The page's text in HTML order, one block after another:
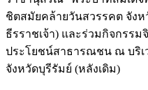
ชิตสมัยคล้ายวันสวรรคต จัง
ธีรราชเจ้า) และร่วมกิจกรร
ประโยชน์สาธารณชน ณ บริ
จังหวัดบุรีรัมย์ (หลังเดิม)